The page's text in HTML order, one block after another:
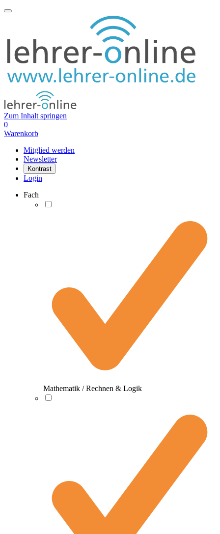
Zum Inhalt springen
0
Warenkorb
Mitglied werden
Newsletter
Kontrast
Login
Fach
Mathematik / Rechnen & Logik